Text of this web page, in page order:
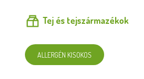
Tej és tejszármazékok
ALLERGÉN KISOKOS